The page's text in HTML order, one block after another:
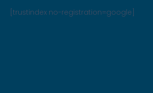
[trustindex no-registration=google]